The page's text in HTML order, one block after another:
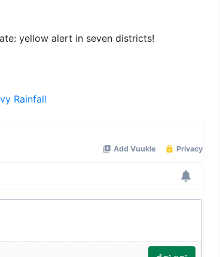
yellow alert in seven districts!